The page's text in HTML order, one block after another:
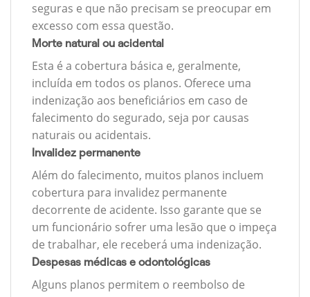
seguras e que não precisam se preocupar em
excesso com essa questão.
Morte natural ou acidental
Esta é a cobertura básica e, geralmente,
incluída em todos os planos. Oferece uma
indenização aos beneficiários em caso de
falecimento do segurado, seja por causas
naturais ou acidentais.
Invalidez permanente
Além do falecimento, muitos planos incluem
cobertura para invalidez permanente
decorrente de acidente. Isso garante que se
um funcionário sofrer uma lesão que o impeça
de trabalhar, ele receberá uma indenização.
Despesas médicas e odontológicas
Alguns planos permitem o reembolso de